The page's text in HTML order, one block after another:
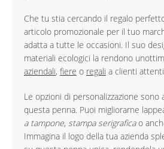
Che tu stia cercando il regalo
articolo promozionale per il tuo
adatta a tutte le occasioni. Il suo
materiali ecologici la rendono
aziendali, fiere o regali a clienti
Le opzioni di personalizzazione sono
questa penna. Puoi migliorarne
a tampone, stampa serigraficao
Immagina il logo della tua azienda